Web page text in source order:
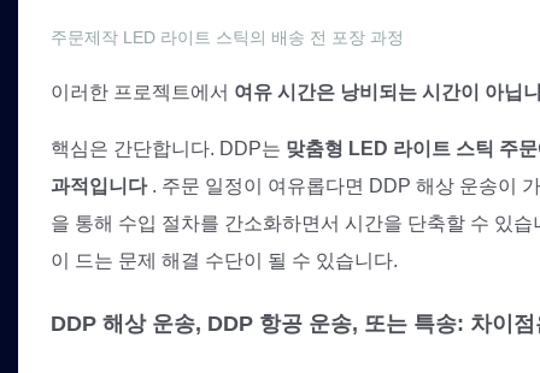
주문제작 LED 라이트 스틱의 배송 전 포장 과정
이러한 프로젝트에서 여유 시간은 낭비되는 시간이 아닙
핵심은 간단합니다. DDP는 맞춤형 LED 라이트 스틱 주
과적입니다. 주문 일정이 여유롭다면 DDP 해상 운송이
을 통해 수입 절차를 간소화하면서 시간을 단축할 수 있
이 드는 문제 해결 수단이 될 수 있습니다.
DDP 해상 운송, DDP 항공 운송, 또는 특송: 차이